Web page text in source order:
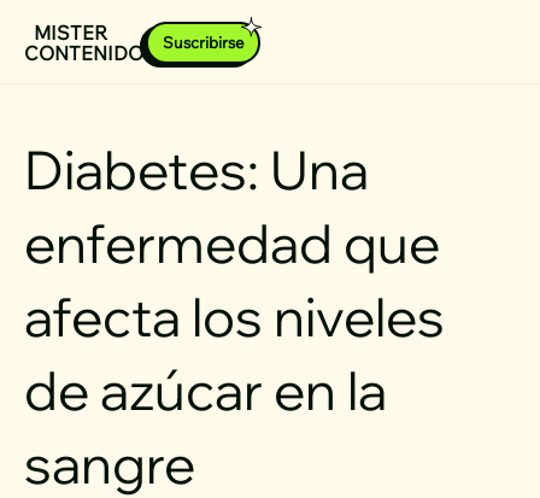
MISTER
CONTENIDOS Suscribirse
Diabetes: Una
enfermedad que
afecta los niveles
de azúcar en la
sangre